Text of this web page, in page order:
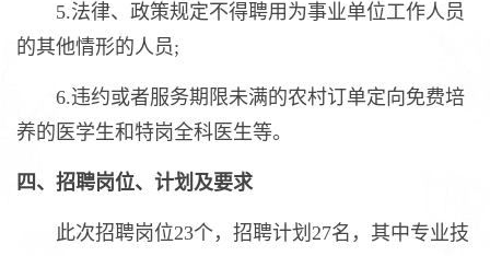
5.法律、政策规定不得聘用为事业单位工作人员
的其他情形的人员;
6.违约或者服务期限未满的农村订单定向免费培
养的医学生和特岗全科医生等。
四、招聘岗位、计划及要求
此次招聘岗位23个，招聘计划27名，其中专业技